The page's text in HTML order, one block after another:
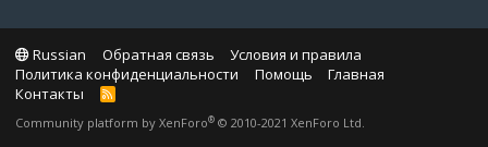
Russian Обратная связь
Условия и правила
Политика конфиденциальности
Помощь
Главная
Контакты
R
S
Community platform by XenForo® © 2010-2021 XenForo Ltd.